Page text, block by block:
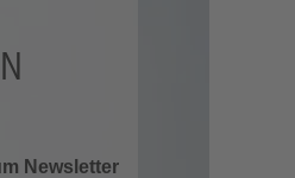
Newsletter